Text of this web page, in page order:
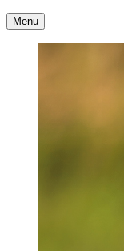
Accueil
Menu Contact